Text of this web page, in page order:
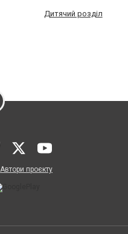
Дитячий розділ
Автори проєкту